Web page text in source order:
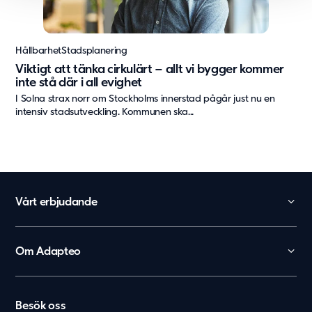
Viktigt att tänka cirkulärt – allt vi bygger kommer
inte stå där i all evighet
HållbarhetStadsplanering
I Solna strax norr om Stockholms innerstad pågår just nu en
intensiv stadsutveckling. Kommunen ska...
Vårt erbjudande
Skola
Förskola
Vårdboende
Om Adapteo
Kontakt
Besök oss